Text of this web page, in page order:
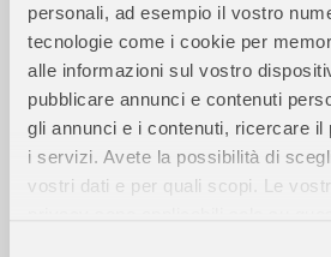
personali, ad esempio il vostro
tecnologie come i cookie per
alle informazioni sul vostro
pubblicare annunci e contenuti
gli annunci e i contenuti, ricercare il
i servizi. Avete la possibilità di
vostri dati e per quali scopi. Le
€ 139,90
disponibile
Seggiolone Stokke Clikk Clover Green